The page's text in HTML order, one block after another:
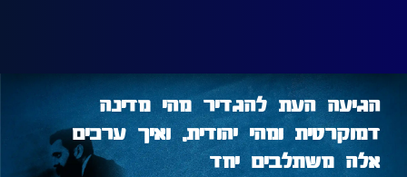
הגיעה העת להגדיר מהי מדינה
דמוקרטית ומהי יהודית, ואיך ערכים
אלה משתלבים יחד